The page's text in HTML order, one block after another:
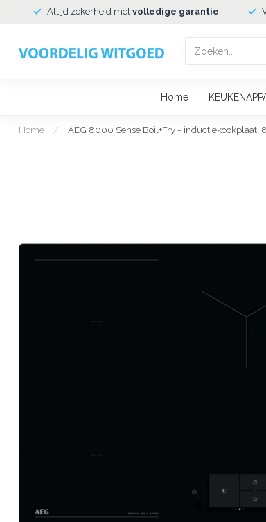
Altijd zekerheid met volledige garantie
Home
Home / AEG 8000 Sense Boil+Fry - inductiekookplaat,